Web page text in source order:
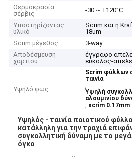
Θερμοκρασία
σέρβις
-30 ~ +120°C
Υποστηρίζοντας
υλικό
Scrim και η
18um
Scrim μέγεθος
3-way
Αποδέσμευση
χαρτιού
έγγραφο
εύκολος-
Υψηλό φως:
Scrim φύλλων
ταινία
,
Υψηλή
αλουμινίου
, scrim 0.17mm
Υψηλός - ταινία ποιοτικού
κατάλληλη για την τραχιά
συγκολλητική δύναμη με το
όγκο